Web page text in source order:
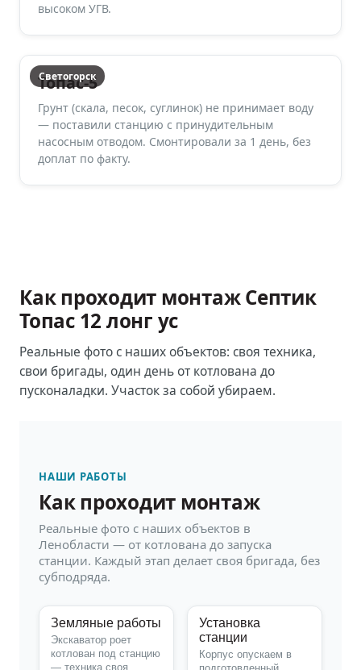
высоком УГВ.
Светогорск
Топас-5
Грунт (скала, песок, суглинок) не принимает воду
— поставили станцию с принудительным
насосным отводом. Смонтировали за 1 день, без
доплат по факту.
Как проходит монтажСептик
Топас 12 лонг ус
Реальные фото с наших объектов: своя техника,
свои бригады, один день от котлована до
пусконаладки. Участок за собой убираем.
НАШИ РАБОТЫ
Как проходит монтаж
Реальные фото с наших объектов в
Ленобласти — от котлована до запуска
станции. Каждый этап делает своя бригада, без
субподряда.
Земляные работы
Экскаватор роет
котлован под станцию
— техника своя,
Установка
станции
Корпус опускаем в